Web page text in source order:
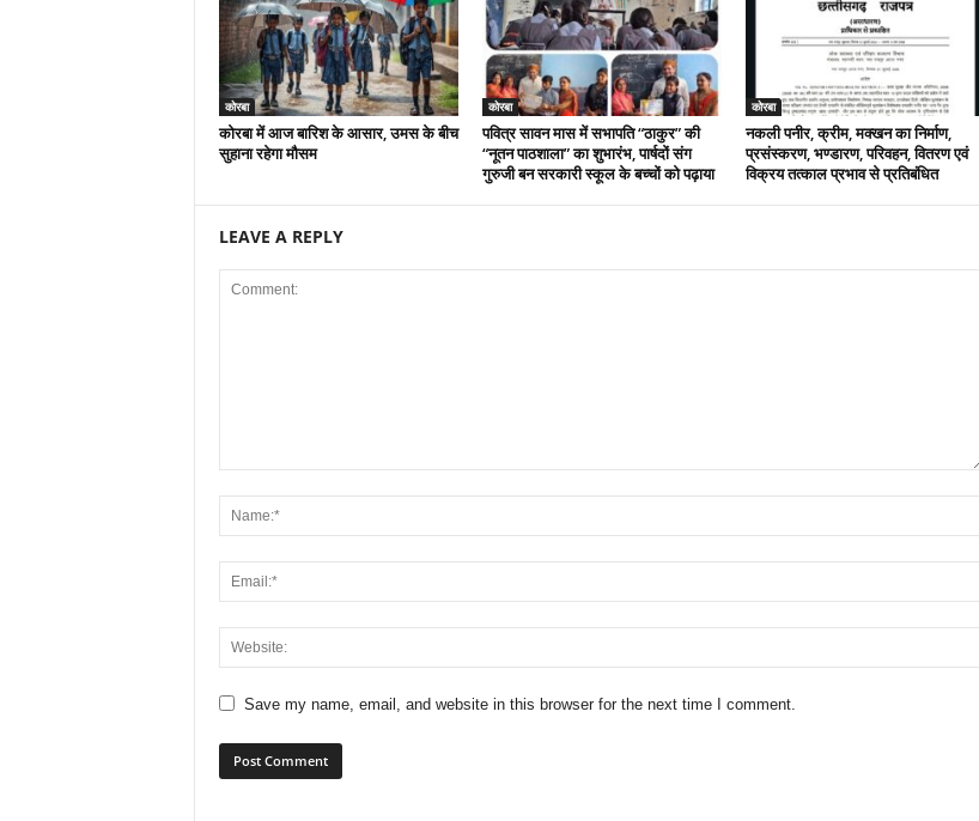
कोरबा
कोरबा में आज बारिश के आसार, उमस के बीच
सुहाना रहेगा मौसम
कोरबा
पवित्र सावन मास में सभापति “ठाकुर” की
“नूतन पाठशाला” का शुभारंभ, पार्षदों संग
गुरुजी बन सरकारी स्कूल के बच्चों को पढ़ाया
कोरबा
नकली पनीर, क्रीम, मक्खन का निर्माण,
प्रसंस्करण, भण्डारण, परिवहन, वितरण एवं
विक्रय तत्काल प्रभाव से प्रतिबंधित
LEAVE A REPLY
Save my name, email, and website in this browser for the next time I comment.